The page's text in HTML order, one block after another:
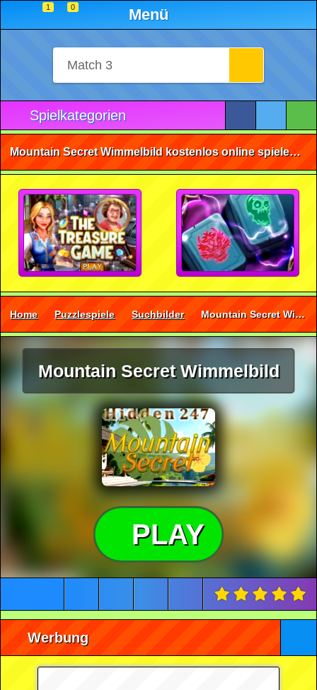
1 0 Menü
Spielkategorien
Mountain Secret Wimmelbild kostenlos online spielen • ohne Anmeldung 🕹️
Home Puzzlespiele Suchbilder Mountain Secret Wimmelbild
Mountain Secret Wimmelbild
PLAY
Werbung